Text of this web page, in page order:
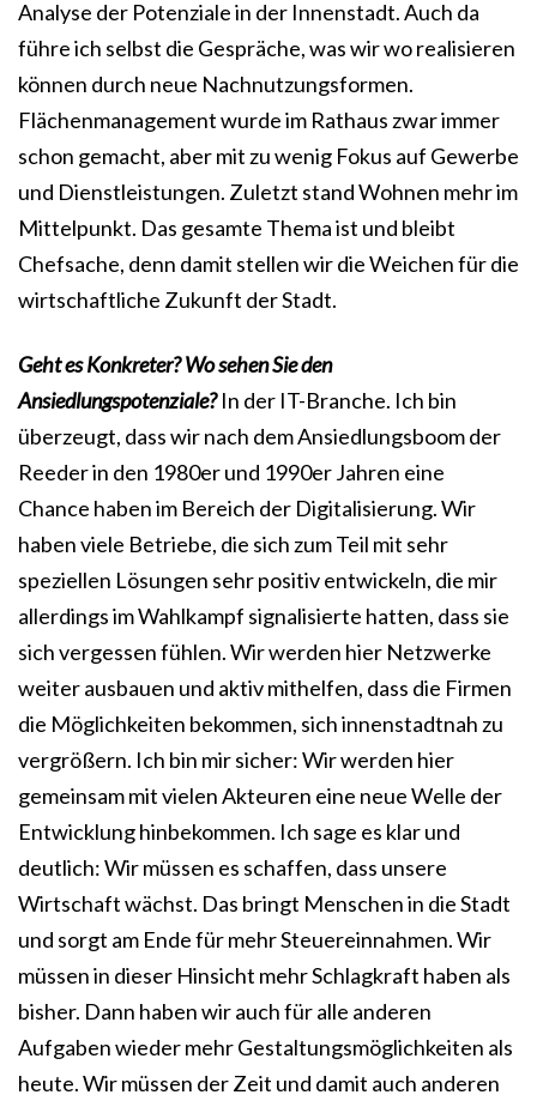
Analyse der Potenziale in der Innenstadt. Auch da
führe ich selbst die Gespräche, was wir wo realisieren
können durch neue Nachnutzungsformen.
Flächenmanagement wurde im Rathaus zwar immer
schon gemacht, aber mit zu wenig Fokus auf Gewerbe
und Dienstleistungen. Zuletzt stand Wohnen mehr im
Mittelpunkt. Das gesamte Thema ist und bleibt
Chefsache, denn damit stellen wir die Weichen für die
wirtschaftliche Zukunft der Stadt.
Geht es Konkreter? Wo sehen Sie den
Ansiedlungspotenziale?In der IT-Branche. Ich bin
überzeugt, dass wir nach dem Ansiedlungsboom der
Reeder in den 1980er und 1990er Jahren eine
Chance haben im Bereich der Digitalisierung. Wir
haben viele Betriebe, die sich zum Teil mit sehr
speziellen Lösungen sehr positiv entwickeln, die mir
allerdings im Wahlkampf signalisierte hatten, dass sie
sich vergessen fühlen. Wir werden hier Netzwerke
weiter ausbauen und aktiv mithelfen, dass die Firmen
die Möglichkeiten bekommen, sich innenstadtnah zu
vergrößern. Ich bin mir sicher: Wir werden hier
gemeinsam mit vielen Akteuren eine neue Welle der
Entwicklung hinbekommen. Ich sage es klar und
deutlich: Wir müssen es schaffen, dass unsere
Wirtschaft wächst. Das bringt Menschen in die Stadt
und sorgt am Ende für mehr Steuereinnahmen. Wir
müssen in dieser Hinsicht mehr Schlagkraft haben als
bisher. Dann haben wir auch für alle anderen
Aufgaben wieder mehr Gestaltungsmöglichkeiten als
heute. Wir müssen der Zeit und damit auch anderen